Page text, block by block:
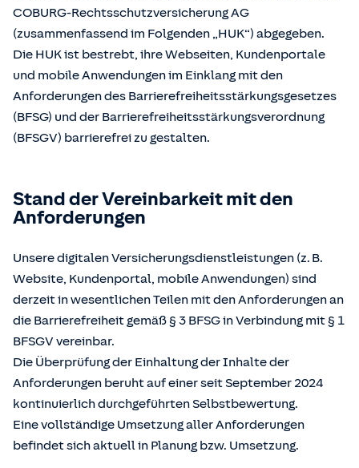
COBURG-Rechtsschutzversicherung AG
(zusammenfassend im Folgenden „HUK“) abgegeben.
Die HUK ist bestrebt, ihre Webseiten, Kundenportale
und mobile Anwendungen im Einklang mit den
Anforderungen des Barrierefreiheitsstärkungsgesetzes
(BFSG) und der Barrierefreiheitsstärkungsverordnung
(BFSGV) barrierefrei zu gestalten.
Stand der Vereinbarkeit mit den
Anforderungen
Unsere digitalen Versicherungsdienstleistungen (z. B.
Website, Kundenportal, mobile Anwendungen) sind
derzeit in wesentlichen Teilen mit den Anforderungen an
die Barrierefreiheit gemäß § 3 BFSG in Verbindung mit § 1
BFSGV vereinbar.
Die Überprüfung der Einhaltung der Inhalte der
Anforderungen beruht auf einer seit September 2024
kontinuierlich durchgeführten Selbstbewertung.
Eine vollständige Umsetzung aller Anforderungen
befindet sich aktuell in Planung bzw. Umsetzung.